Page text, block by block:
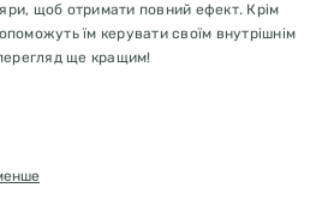
щоб отримати повний ефект. Крім
їм керувати своїм внутрішнім
ще кращим!